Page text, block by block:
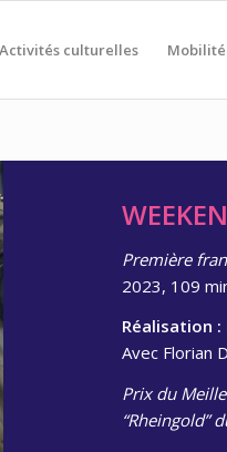
Activités culturelles
Première
2023, 109
Réalisation :
Avec Florian
Prix du
“Rheingold”